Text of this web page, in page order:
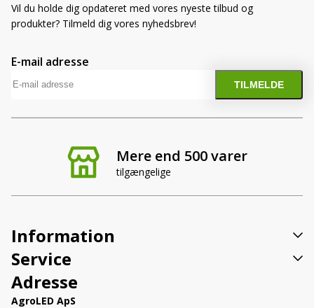
Mere end 500 varer
tilgængelige
Vil du holde dig opdateret med vores nyeste tilbud og
produkter? Tilmeld dig vores nyhedsbrev!
E-mail adresse
Information
Service
Adresse
AgroLED ApS